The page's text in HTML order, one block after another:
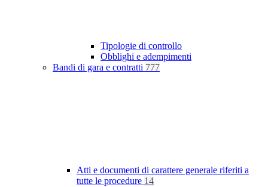
Tipologie di controllo
Obblighi e adempimenti
Bandi di gara e contratti 777
Atti e documenti di carattere generale riferiti a
tutte le procedure 14